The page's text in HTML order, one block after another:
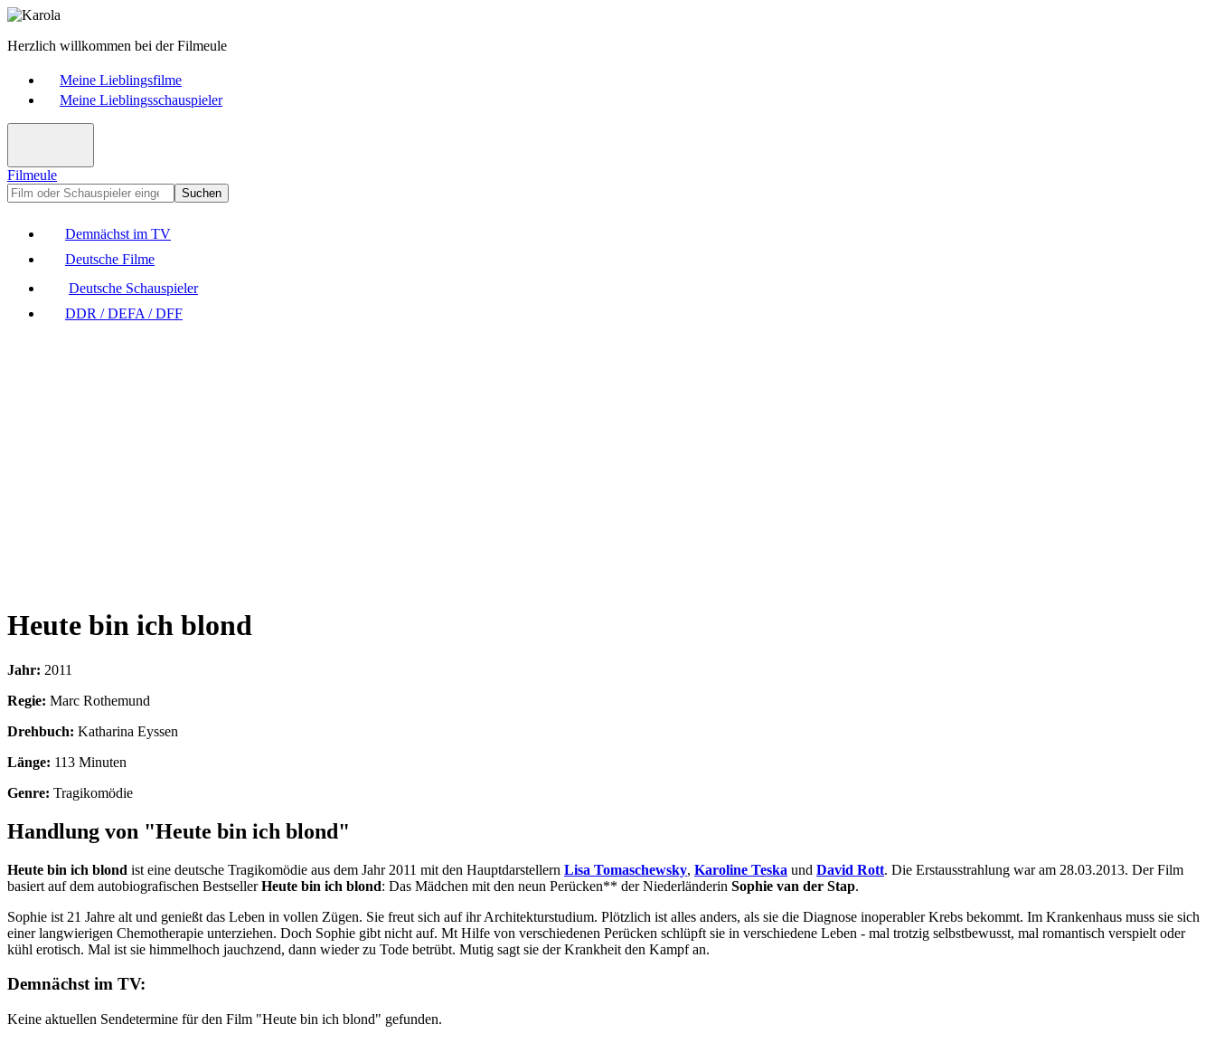
Herzlich willkommen bei der Filmeule
Meine Lieblingsfilme
Meine Lieblingsschauspieler
Filmeule
Suchen
Demnächst im TV
Deutsche Filme
Deutsche Schauspieler
DDR / DEFA / DFF
Heute bin ich blond
Jahr: 2011
Regie: Marc Rothemund
Drehbuch: Katharina Eyssen
Länge: 113 Minuten
Genre: Tragikomödie
Handlung von "Heute bin ich blond"
Heute bin ich blond ist eine deutsche Tragikomödie aus dem Jahr 2011 mit den Hauptdarstellern Lisa Tomaschewsky, Karoline Teska und David Rott. Die Erstausstrahlung war am 28.03.2013. Der Film
basiert auf dem autobiografischen BestsellerHeute bin ich blond: Das Mädchen mit den neun Perücken** der Niederländerin Sophie van der Stap.
Sophie ist 21 Jahre alt und genießt das Leben in vollen Zügen. Sie freut sich auf ihr Architekturstudium. Plötzlich ist alles anders, als sie die Diagnose inoperabler Krebs bekommt. Im Krankenhaus muss sie sich
einer langwierigen Chemotherapie unterziehen. Doch Sophie gibt nicht auf. Mt Hilfe von verschiedenen Perücken schlüpft sie in verschiedene Leben - mal trotzig selbstbewusst, mal romantisch verspielt oder
kühl erotisch. Mal ist sie himmelhoch jauchzend, dann wieder zu Tode betrübt. Mutig sagt sie der Krankheit den Kampf an.
Demnächst im TV:
Keine aktuellen Sendetermine für den Film "Heute bin ich blond" gefunden.